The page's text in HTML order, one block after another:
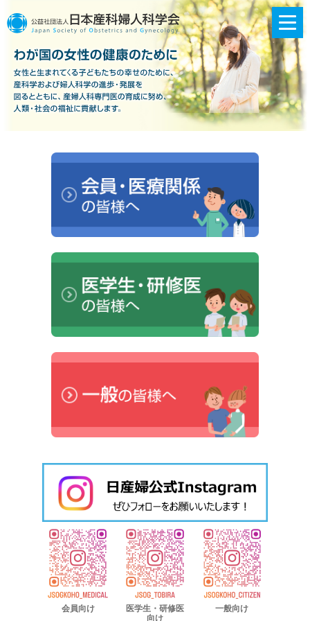
会員向け 医学生・ 研修医
向け
一般向け